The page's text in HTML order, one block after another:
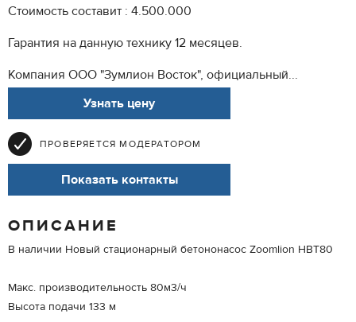
Стоимость составит : 4.500.000
Гарантия на данную технику 12 месяцев.
Компания ООО "Зумлион Восток", официальный...
Узнать цену
ПРОВЕРЯЕТСЯ МОДЕРАТОРОМ
Показать контакты
ОПИСАНИЕ
В наличии Новый стационарный бетононасос Zoomlion HBT80
Макс. производительность 80м3/ч
Высота подачи 133 м